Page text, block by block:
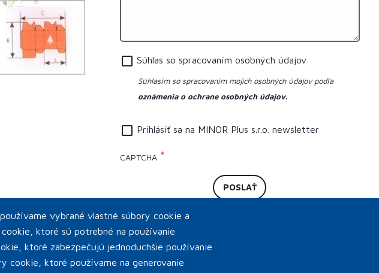
Súhlas so spracovaním osobných údajov
Súhlasím so spracovaním mojich osobných údajov podľa
oznámenia o ochrane osobných údajov.
Prihlásiť sa na MINOR Plus s.r.o. newsletter
CAPTCHA
vybrané vlastné súbory cookie a
ktoré sú potrebné na používanie
ktoré zabezpečujú jednoduchšie používanie
cookie, ktoré používame na generovanie